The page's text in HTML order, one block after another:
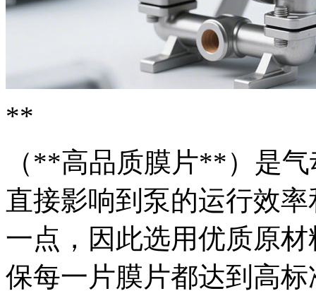
**
（**高品质膜片**）是
直接影响到泵的运行效
一点，因此选用优质原
保每一片膜片都达到高